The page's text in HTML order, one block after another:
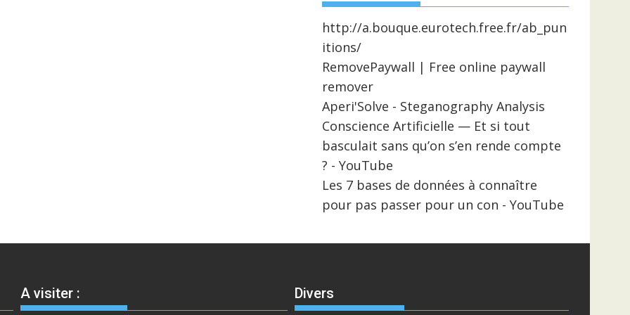
http://a.bouque.eurotech.free.fr/ab_pun
itions/
RemovePaywall | Free online paywall
remover
Aperi'Solve - Steganography Analysis
Conscience Artificielle — Et si tout
basculait sans qu’on s’en rende compte
? - YouTube
Les 7 bases de données à connaître
pour pas passer pour un con - YouTube
A visiter : Divers